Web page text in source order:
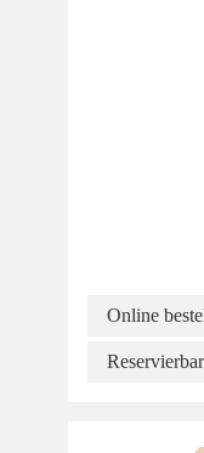
Online
Reservierbar